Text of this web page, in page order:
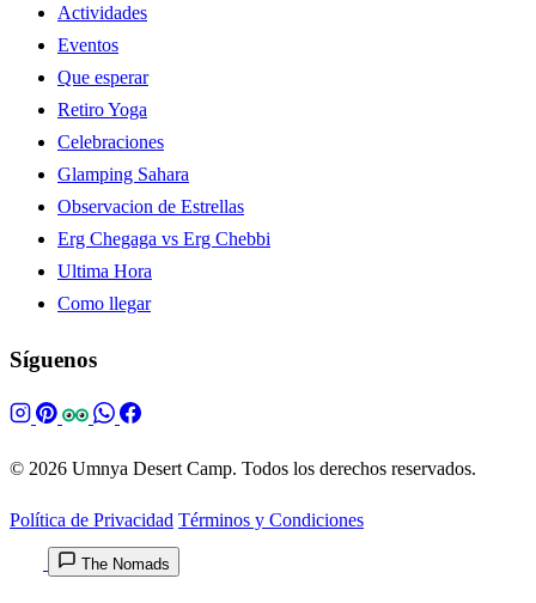
Actividades
Eventos
Que esperar
Retiro Yoga
Celebraciones
Glamping Sahara
Observacion de Estrellas
Erg Chegaga vs Erg Chebbi
Ultima Hora
Como llegar
Síguenos
© 2026 Umnya Desert Camp. Todos los derechos reservados.
Política de Privacidad Términos y Condiciones
The Nomads